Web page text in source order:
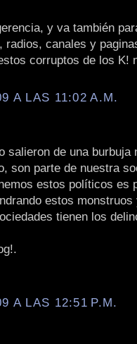
y va también
radios, canales y
corruptos de los K!
A LAS 11:02 A.M.
salieron de una burbuja
son parte de nuestra
estos políticos es
estos
tienen los
A LAS 12:51 P.M.